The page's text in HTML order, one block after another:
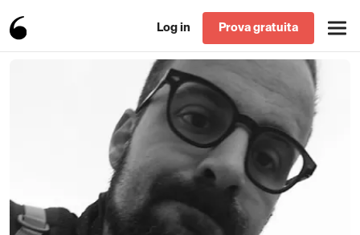
Log in Prova gratuita